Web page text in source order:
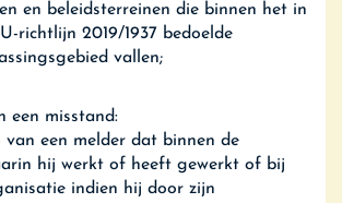
en beleidsterreinen die binnen het in
richtlijn 2019/1937 bedoelde
vallen;
een misstand:
van een melder dat binnen de
hij werkt of heeft gewerkt of bij
indien hij door zijn